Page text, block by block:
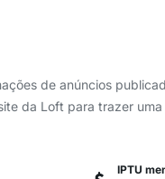
de anúncios
da Loft para trazer uma
IPTU